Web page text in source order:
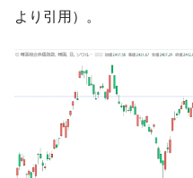
国の過剰生産が世界を蝕む。
種は全般的「不調」⇒ PSI
『Money1』
【米韓激突
ン』1人当たり賠償10万ウ
『Money1』 韓国で猛暑
『Money1』
韓国型イー
より引用）。